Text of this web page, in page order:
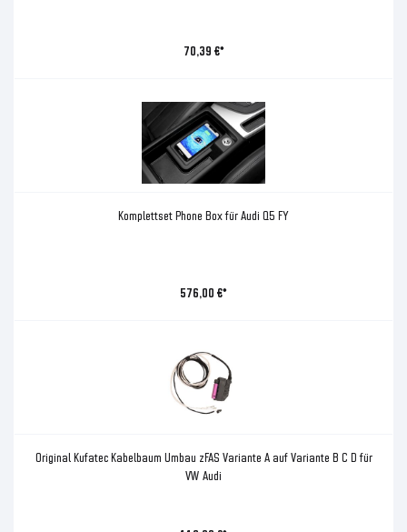
70,39 €*
Komplettset Phone Box für Audi Q5 FY
576,00 €*
Original Kufatec Kabelbaum Umbau zFAS Variante A auf Variante B C D für
VW Audi